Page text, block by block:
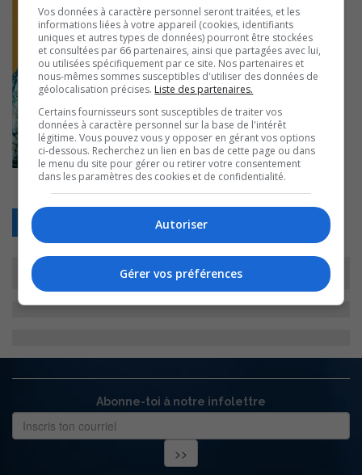
Abonne-toi à notre infolettre
Vos données à caractère personnel seront traitées, et les
informations liées à votre appareil (cookies, identifiants
uniques et autres types de données) pourront être stockées
et consultées par 66 partenaires, ainsi que partagées avec lui,
ou utilisées spécifiquement par ce site. Nos partenaires et
nous-mêmes sommes susceptibles d'utiliser des données de
géolocalisation précises. Liste des partenaires.
Certains fournisseurs sont susceptibles de traiter vos
données à caractère personnel sur la base de l'intérêt
légitime. Vous pouvez vous y opposer en gérant vos options
ci-dessous. Recherchez un lien en bas de cette page ou dans
le menu du site pour gérer ou retirer votre consentement
dans les paramètres des cookies et de confidentialité.
Autoriser
Gérer vos préférences